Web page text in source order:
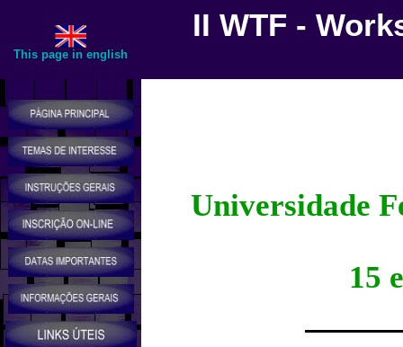
This page in english
II WTF -
Universidade
15